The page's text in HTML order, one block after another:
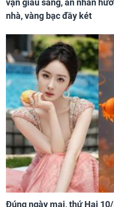
vận giàu sang, an nhàn
nhà, vàng bạc đầy két
Đúng ngày mai, thứ Hai